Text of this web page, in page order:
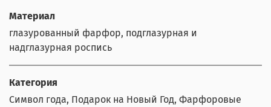
Материал
глазурованный фарфор, подглазурная и
надглазурная роспись
Категория
Символ года, Подарок на Новый Год, Фарфоровые